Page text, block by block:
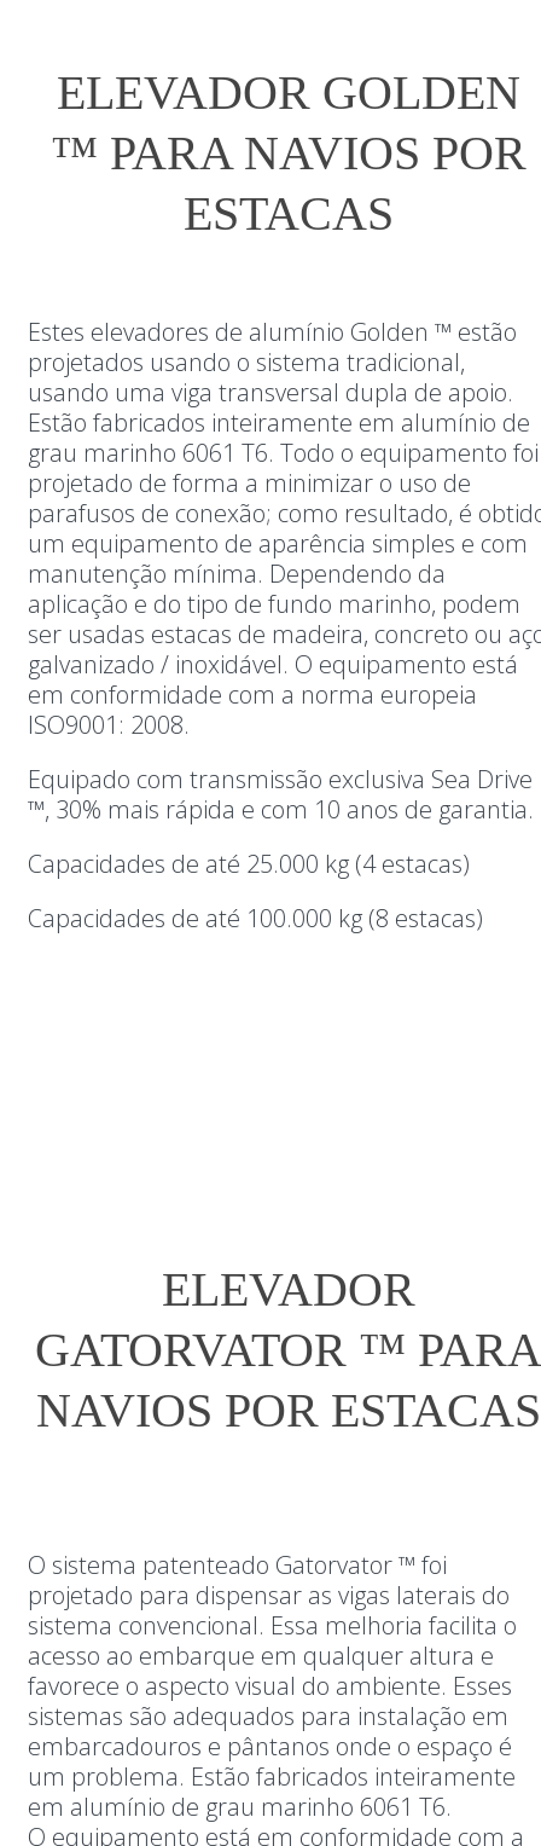
ELEVADOR GOLDEN
™ PARA NAVIOS POR
ESTACAS
Estes elevadores de alumínio Golden ™ estão
projetados usando o sistema tradicional,
usando uma viga transversal dupla de apoio.
Estão fabricados inteiramente em alumínio de
grau marinho 6061 T6. Todo o equipamento foi
projetado de forma a minimizar o uso de
parafusos de conexão; como resultado, é
um equipamento de aparência simples e com
manutenção mínima. Dependendo da
aplicação e do tipo de fundo marinho, podem
ser usadas estacas de madeira, concreto ou
galvanizado / inoxidável. O equipamento está
em conformidade com a norma europeia
ISO9001: 2008.
Equipado com transmissão exclusiva Sea Drive
™, 30% mais rápida e com 10 anos de garantia.
Capacidades de até 25.000 kg (4 estacas)
Capacidades de até 100.000 kg (8 estacas)
ELEVADOR
GATORVATOR ™ PARA
NAVIOS POR ESTACAS
O sistema patenteado Gatorvator ™ foi
projetado para dispensar as vigas laterais do
sistema convencional. Essa melhoria facilita o
acesso ao embarque em qualquer altura e
favorece o aspecto visual do ambiente. Esses
sistemas são adequados para instalação em
embarcadouros e pântanos onde o espaço é
um problema. Estão fabricados inteiramente
em alumínio de grau marinho 6061 T6.
O equipamento está em conformidade com a